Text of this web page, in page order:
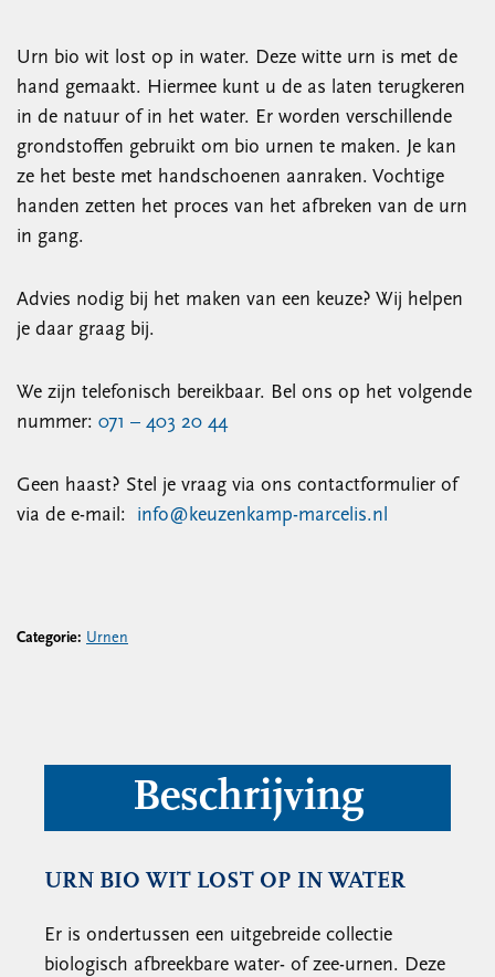
Urn bio wit lost op in water. Deze witte urn is met de
hand gemaakt. Hiermee kunt u de as laten terugkeren
in de natuur of in het water. Er worden verschillende
grondstoffen gebruikt om bio urnen te maken. Je kan
ze het beste met handschoenen aanraken. Vochtige
handen zetten het proces van het afbreken van de urn
in gang.
Advies nodig bij het maken van een keuze? Wij helpen
je daar graag bij.
We zijn telefonisch bereikbaar. Bel ons op het volgende
nummer: 071 – 403 20 44
Geen haast? Stel je vraag via ons contactformulier of
via de e-mail: info@keuzenkamp-marcelis.nl
Categorie: Urnen
Beschrijving
URN BIO WIT LOST OP IN WATER
Er is ondertussen een uitgebreide collectie
biologisch afbreekbare water- of zee-urnen. Deze